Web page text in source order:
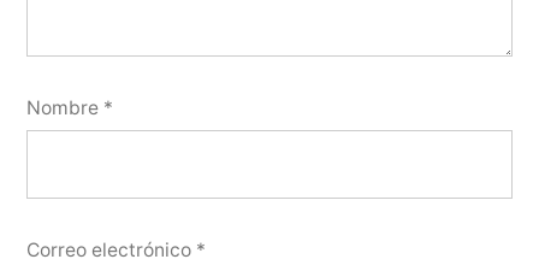
Nombre *
Correo electrónico *